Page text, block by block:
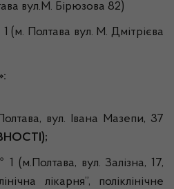
вул.М. Бірюзова 82)
Полтава вул. М. Дмітрієва
вул. Івана Мазепи, 37
(м.Полтава, вул. Залізна, 17,
лікарня”, поліклінічне